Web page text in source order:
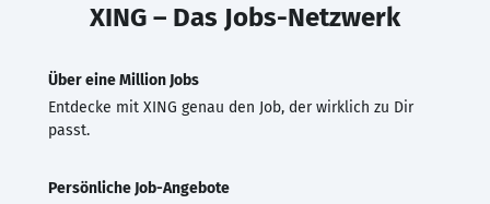
XING – Das Jobs-Netzwerk
Über eine Million Jobs
Entdecke mit XING genau den Job, der wirklich zu Dir
passt.
Persönliche Job-Angebote